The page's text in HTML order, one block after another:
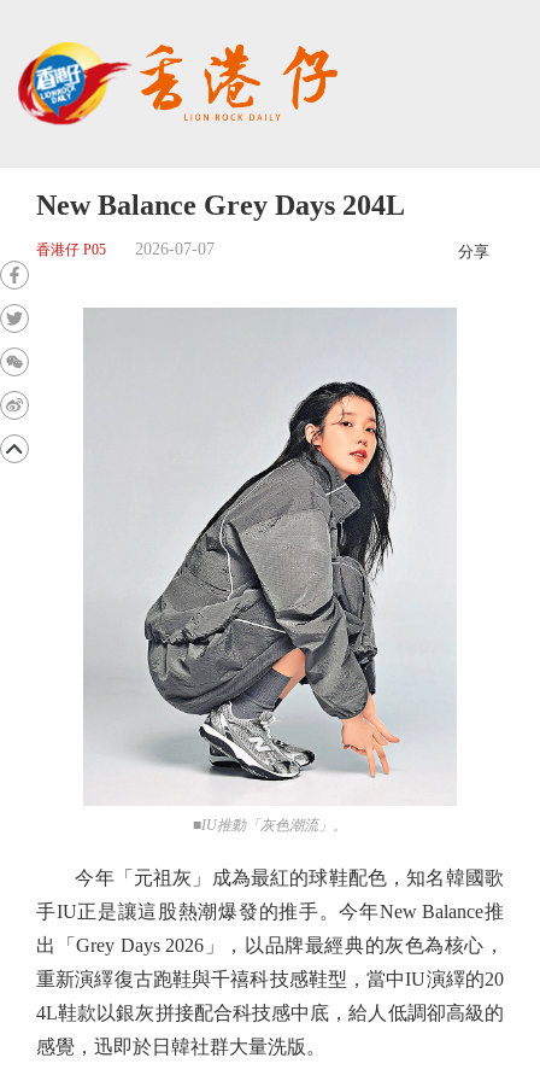
New Balance Grey Days 204L
香港仔 P05 2026-07-07 分享
■IU推動「灰色潮流」。
今年「元祖灰」成為最紅的球鞋配色，知名韓國歌
手IU正是讓這股熱潮爆發的推手。今年New Balance推
出「Grey Days 2026」，以品牌最經典的灰色為核心，
重新演繹復古跑鞋與千禧科技感鞋型，當中IU演繹的20
4L鞋款以銀灰拼接配合科技感中底，給人低調卻高級的
感覺，迅即於日韓社群大量洗版。